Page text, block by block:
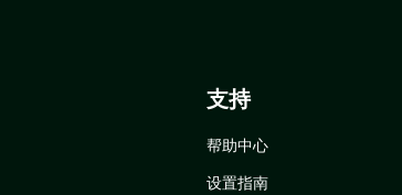
支持
帮助中心
设置指南